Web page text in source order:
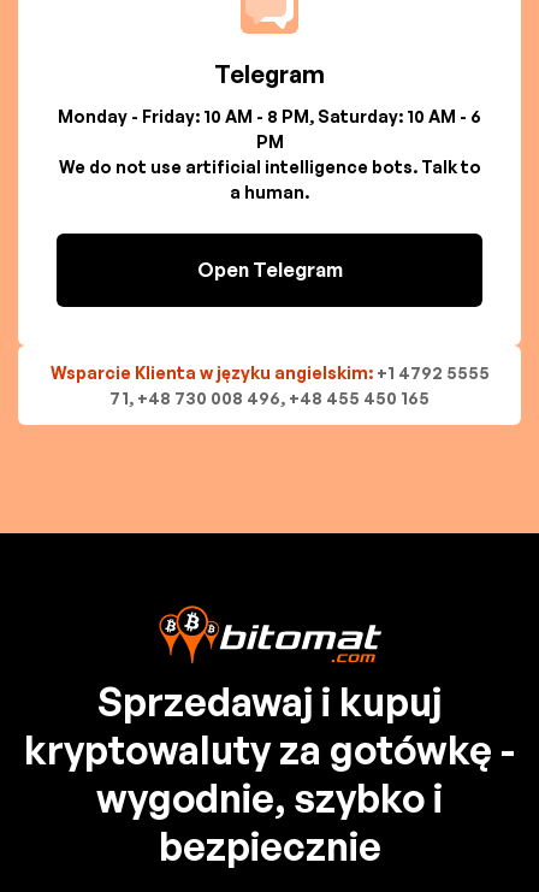
Telegram
Monday - Friday: 10 AM - 8 PM, Saturday: 10 AM - 6
PM
We do not use artificial intelligence bots. Talk to
a human.
Open Telegram
Wsparcie Klienta w języku angielskim: +1 4792 5555
71, +48 730 008 496, +48 455 450 165
Sprzedawaj i kupuj
kryptowaluty za gotówkę -
wygodnie, szybko i
bezpiecznie